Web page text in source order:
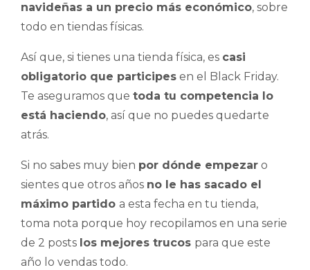
navideñas a un precio más económico, sobre
todo en tiendas físicas.
Así que, si tienes una tienda física, es casi
obligatorio que participes en el Black Friday.
Te aseguramos que toda tu competencia lo
está haciendo, así que no puedes quedarte
atrás.
Si no sabes muy bien por dónde empezar o
sientes que otros años no le has sacado el
máximo partido a esta fecha en tu tienda,
toma nota porque hoy recopilamos en una serie
de 2 posts los mejores trucos para que este
año lo vendas todo.